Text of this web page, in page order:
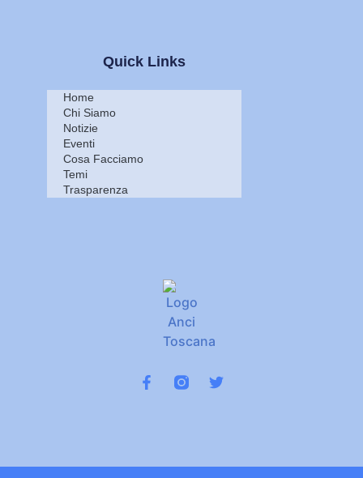
Quick Links
Home
Chi Siamo
Notizie
Eventi
Cosa Facciamo
Temi
Trasparenza